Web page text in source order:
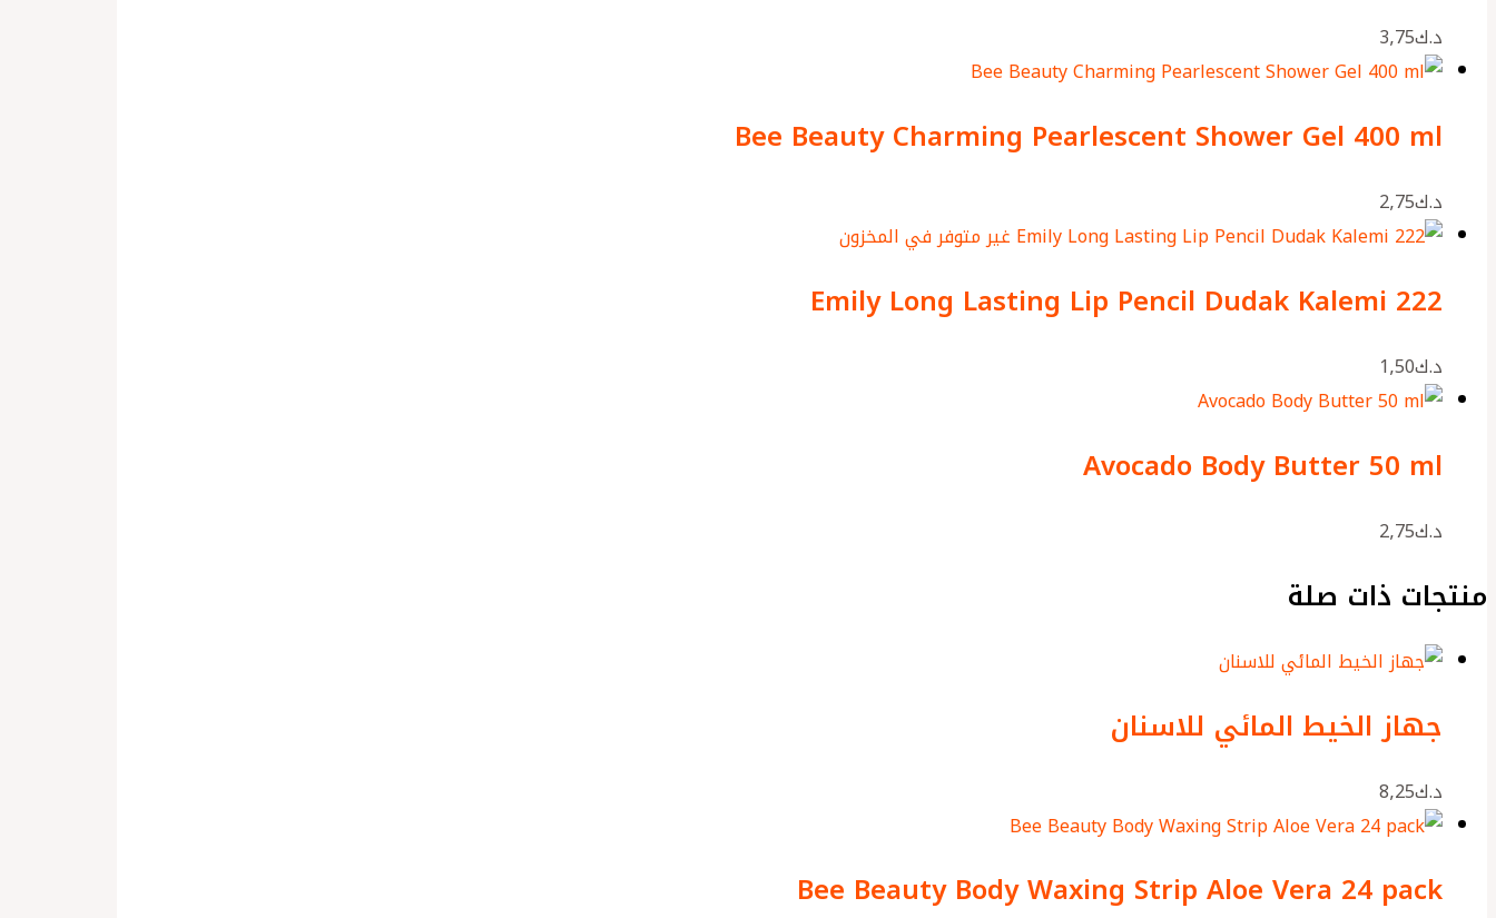
د.ك3٫75
Bee Beauty Charming Pearlescent Shower Gel 400 ml
د.ك2٫75
غير متوفر في المخزون
Emily Long Lasting Lip Pencil Dudak Kalemi 222
د.ك1٫50
Avocado Body Butter 50 ml
د.ك2٫75
منتجات ذات صلة
جهاز الخيط المائي للاسنان
د.ك8٫25
Bee Beauty Body Waxing Strip Aloe Vera 24 pack